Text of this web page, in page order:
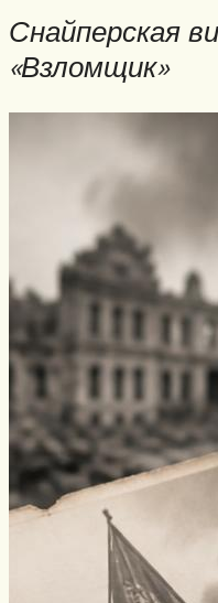
Снайперская
«Взломщик»